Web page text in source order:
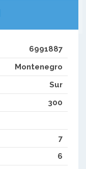
6991887
Montenegro
Sur
300
7
6